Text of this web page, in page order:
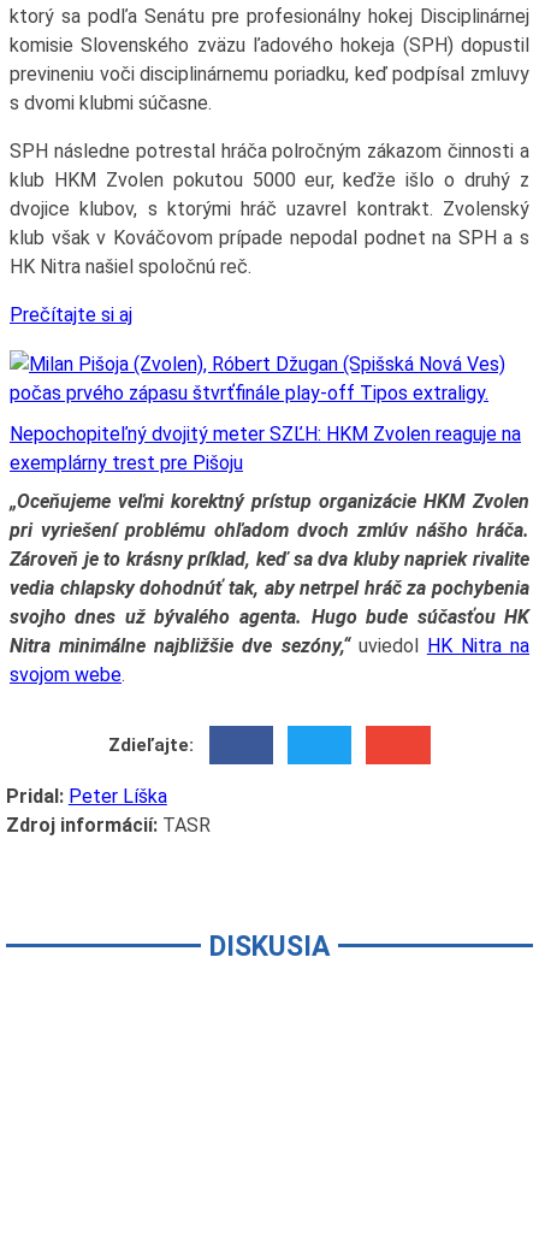
ktorý sa podľa Senátu pre profesionálny hokej Disciplinárnej
komisie Slovenského zväzu ľadového hokeja (SPH) dopustil
previneniu voči disciplinárnemu poriadku, keď podpísal zmluvy
s dvomi klubmi súčasne.
SPH následne potrestal hráča polročným zákazom činnosti a
klub HKM Zvolen pokutou 5000 eur, keďže išlo o druhý z
dvojice klubov, s ktorými hráč uzavrel kontrakt. Zvolenský
klub však v Kováčovom prípade nepodal podnet na SPH a s
HK Nitra našiel spoločnú reč.
Prečítajte si aj
Nepochopiteľný dvojitý meter SZĽH: HKM Zvolen reaguje na
exemplárny trest pre Pišoju
„Oceňujeme veľmi korektný prístup organizácie HKM Zvolen
pri vyriešení problému ohľadom dvoch zmlúv nášho hráča.
Zároveň je to krásny príklad, keď sa dva kluby napriek rivalite
vedia chlapsky dohodnúť tak, aby netrpel hráč za pochybenia
svojho dnes už bývalého agenta. Hugo bude súčasťou HK
Nitra minimálne najbližšie dve sezóny,“uviedol HK Nitra na
svojom webe.
Zdieľajte:
Pridal: Peter Líška
Zdroj informácií:TASR
DISKUSIA